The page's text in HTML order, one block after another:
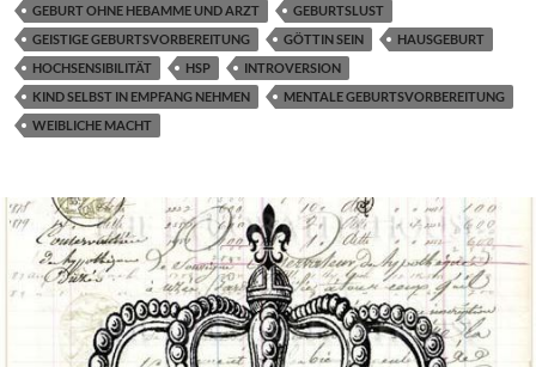
GEBURT OHNE HEBAMME UND ARZT
GEBURTSLUST
GEISTIGE GEBURTSVORBEREITUNG
GÖTTIN SEIN
HAUSGEBURT
HOCHSENSIBILITÄT
HSP
INTROVERSION
KIND SELBST IN EMPFANG NEHMEN
MENTALE GEBURTSVORBEREITUNG
WEIBLICHE MACHT